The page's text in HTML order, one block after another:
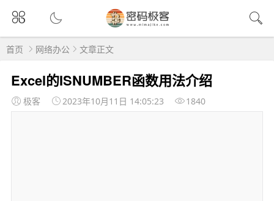
首页 网络办公 文章正文
Excel的ISNUMBER函数用法介绍
极客 2023年10月11日 14:05:23 1840